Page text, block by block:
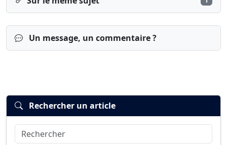
Un message, un commentaire ?
Connexion
Rechercher un article
Rechercher